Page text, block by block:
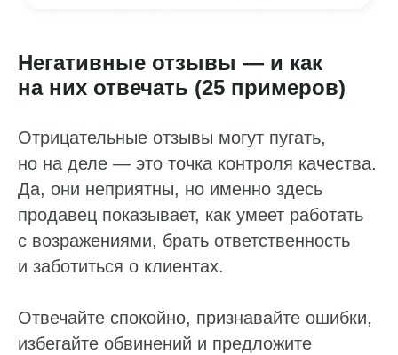
Негативные отзывы — и как
на них отвечать (25 примеров)
Отрицательные отзывы могут пугать,
но на деле — это точка контроля качества.
Да, они неприятны, но именно здесь
продавец показывает, как умеет работать
с возражениями, брать ответственность
и заботиться о клиентах.
Отвечайте спокойно, признавайте ошибки,
избегайте обвинений и предложите